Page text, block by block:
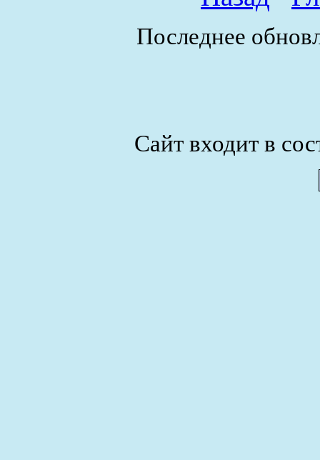
Последнее
Сайт входит в